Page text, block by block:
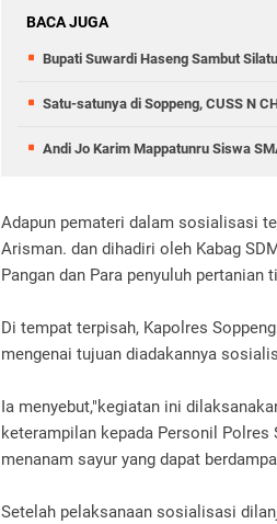
BACA JUGA
Bupati Suwardi Haseng Sambut
Satu-satunya di Soppeng, CUSS N
Andi Jo Karim Mappatunru Siswa
Adapun pemateri dalam sosialisasi
Arisman. dan dihadiri oleh Kabag
Pangan dan Para penyuluh
Di tempat terpisah, Kapolres
mengenai tujuan diadakannya
Ia menyebut,"kegiatan ini
keterampilan kepada Personil
menanam sayur yang dapat
Setelah pelaksanaan sosialisasi